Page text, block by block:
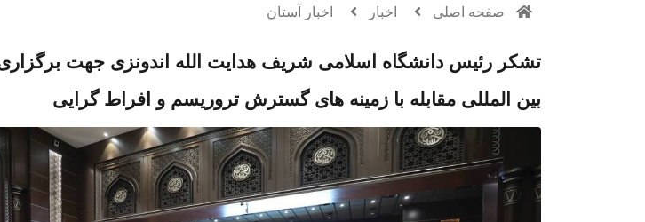
صفحه اصلی اخبار اخبار آستان
تشکر رئیس دانشگاه اسلامی شریف هدایت الله اندونزی جهت
بین المللی مقابله با زمینه‌ های گسترش تروریسم و افراط گرایی